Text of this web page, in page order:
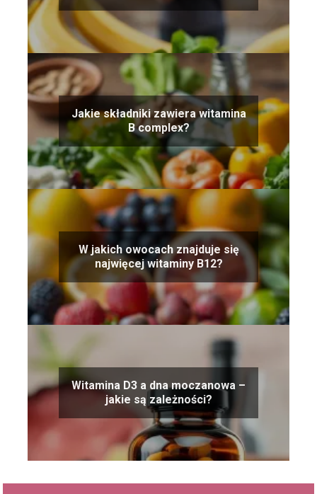
Jakie składniki zawiera witamina
B complex?
W jakich owocach znajduje się
najwięcej witaminy B12?
Witamina D3 a dna moczanowa –
jakie są zależności?